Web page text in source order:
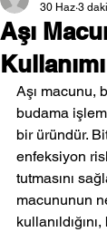
Aşı
30 Haz 3
Aşı macunu,
budama
bir üründür.
enfeksiyon
tutmasını
macununun